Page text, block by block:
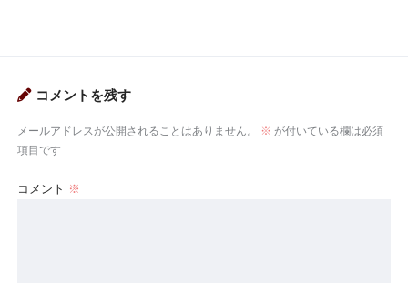
コメントを残す
メールアドレスが公開されることはありません。 ※ が付いている欄は必須
項目です
コメント ※